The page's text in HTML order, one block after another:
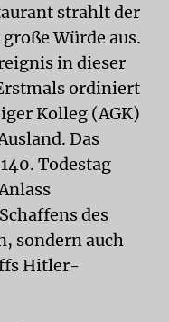
strahlt der
Würde aus.
in dieser
ordiniert
Kolleg (AGK)
Das
Todestag
des
sondern auch
Hitler-